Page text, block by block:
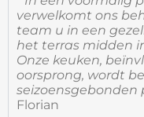
verwelkomt ons
team u in een
het terras midden
Onze keuken,
oorsprong, wordt
seizoensgebonden
Florian